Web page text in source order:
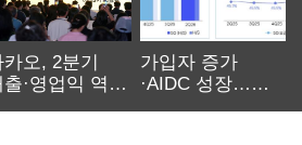
카오, 2분기
출·영업익 역대
가입자 증가
·AIDC 성장…